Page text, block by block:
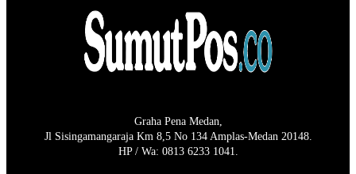
Graha Pena Medan,
Jl Sisingamangaraja Km 8,5 No 134 Amplas-Medan 20148.
HP / Wa: 0813 6233 1041.